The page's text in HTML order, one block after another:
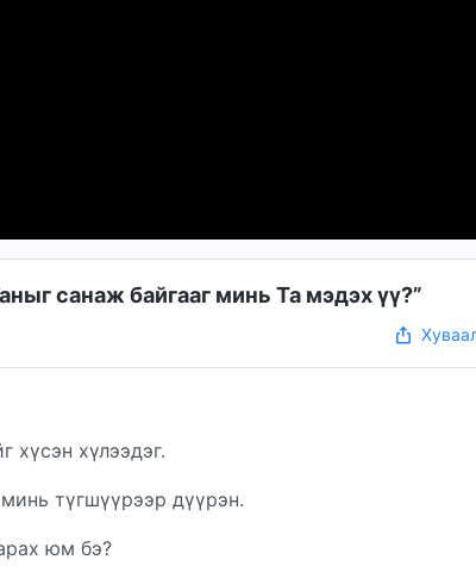
санаж байгааг минь Та мэдэх үү?”
хүсэн хүлээдэг.
түгшүүрээр дүүрэн.
юм бэ?